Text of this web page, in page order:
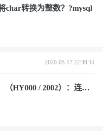
char转换为整数？?mysql
2020-05-17 22:39:14
（HY000 / 2002）：连接